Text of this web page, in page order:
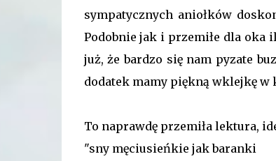
sympatycznych aniołków
Podobnie jak i przemiłe dla oka
już, że bardzo się nam pyzate
dodatek mamy piękną wklejkę
To naprawdę przemiła lektura,
"sny męciusieńkie jak baranki